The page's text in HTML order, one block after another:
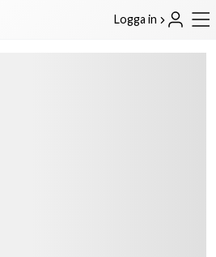
Logga in